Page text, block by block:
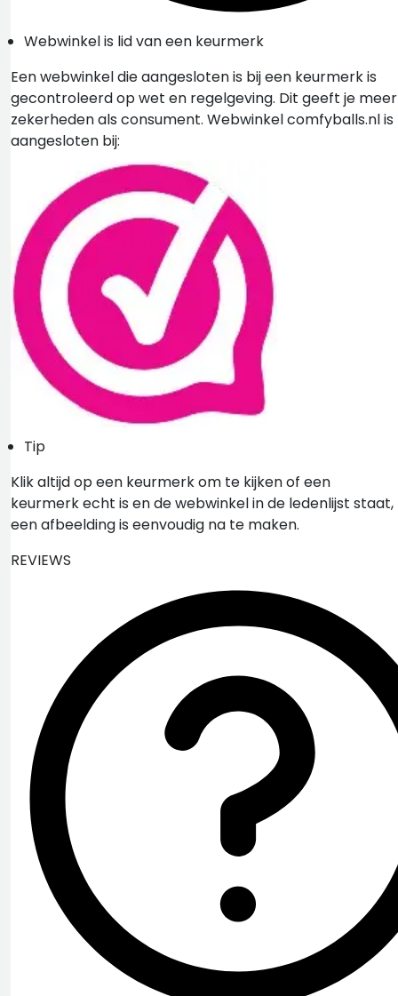
Webwinkel is lid van een keurmerk
Een webwinkel die aangesloten is bij een keurmerk is
gecontroleerd op wet en regelgeving. Dit geeft je meer
zekerheden als consument. Webwinkel comfyballs.nl is
aangesloten bij:
Tip
Klik altijd op een keurmerk om te kijken of een
keurmerk echt is en de webwinkel in de ledenlijst staat,
een afbeelding is eenvoudig na te maken.
REVIEWS